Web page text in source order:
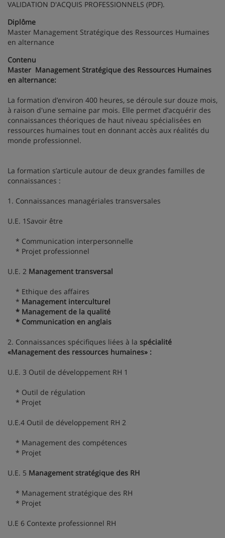
VALIDATION D'ACQUIS PROFESSIONNELS (PDF).
Diplôme
Master Management Stratégique des Ressources Humaines
en alternance
Contenu
Master Management Stratégique des Ressources Humaines
en alternance:
La formation d’environ 400 heures, se déroule sur douze mois,
à raison d'une semaine par mois. Elle permet d’acquérir des
connaissances théoriques de haut niveau spécialisées en
ressources humaines tout en donnant accès aux réalités du
monde professionnel.
La formation s’articule autour de deux grandes familles de
connaissances :
1. Connaissances managériales transversales
U.E. 1Savoir être
* Communication interpersonnelle
* Projet professionnel
U.E. 2 Management transversal
* Ethique des affaires
* Management interculturel
* Management de la qualité
* Communication en anglais
2. Connaissances spécifiques liées à la spécialité
«Management des ressources humaines» :
U.E. 3 Outil de développement RH 1
* Outil de régulation
* Projet
U.E.4 Outil de développement RH 2
* Management des compétences
* Projet
U.E. 5 Management stratégique des RH
* Management stratégique des RH
* Projet
U.E 6 Contexte professionnel RH